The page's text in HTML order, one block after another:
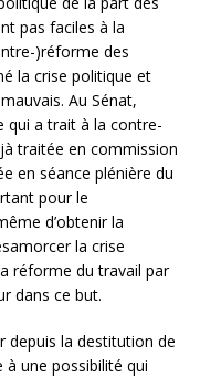
pas faciles à la
)réforme des
la crise politique et
Au Sénat,
qui a trait à la contre-
traitée en commission
en séance plénière du
pour le
d’obtenir la
la crise
réforme du travail par
dans ce but.
depuis la destitution de
une possibilité qui